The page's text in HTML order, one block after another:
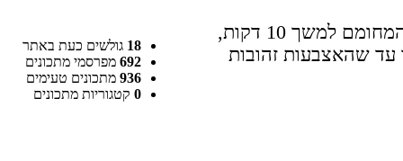
18 גולשים כעת באתר
692 מפרסמי מתכונים
936 מתכונים טעימים
0 קטגוריות מתכונים
מניחים על נייר פרגמנט ואופים בתנור המחומם למשך 10 דקות,
עוד 8 דקות או עד שהאצבעות זהובות